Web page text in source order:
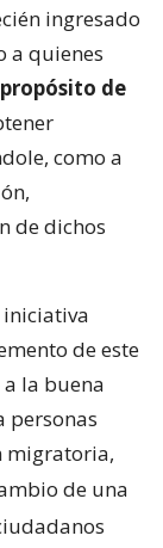
ingresado
a quienes
de
como a
de dichos
iniciativa
de este
la buena
personas
migratoria,
de una